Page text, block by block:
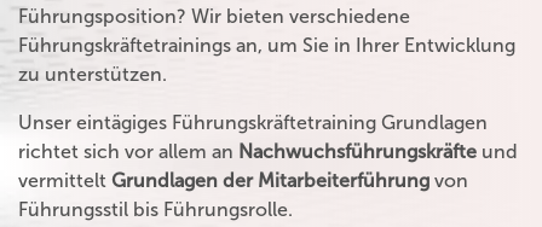
Führungsposition? Wir bieten verschiedene
Führungskräftetrainings an, um Sie in Ihrer Entwicklung
zu unterstützen.
Unser eintägiges Führungskräftetraining Grundlagen
richtet sich vor allem an Nachwuchsführungskräfte und
vermittelt Grundlagen der Mitarbeiterführung von
Führungsstil bis Führungsrolle.